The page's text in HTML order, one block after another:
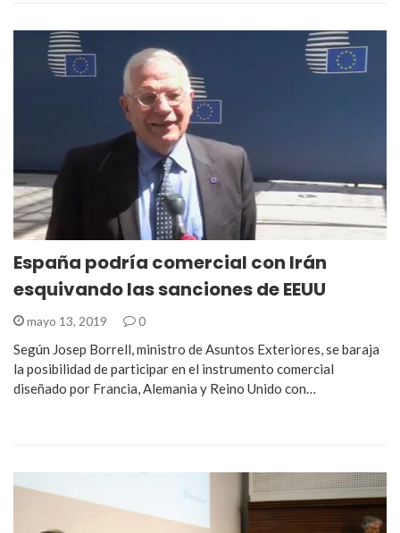
España podría comercial con Irán
esquivando las sanciones de EEUU
mayo 13, 2019 0
Según Josep Borrell, ministro de Asuntos Exteriores, se baraja
la posibilidad de participar en el instrumento comercial
diseñado por Francia, Alemania y Reino Unido con…